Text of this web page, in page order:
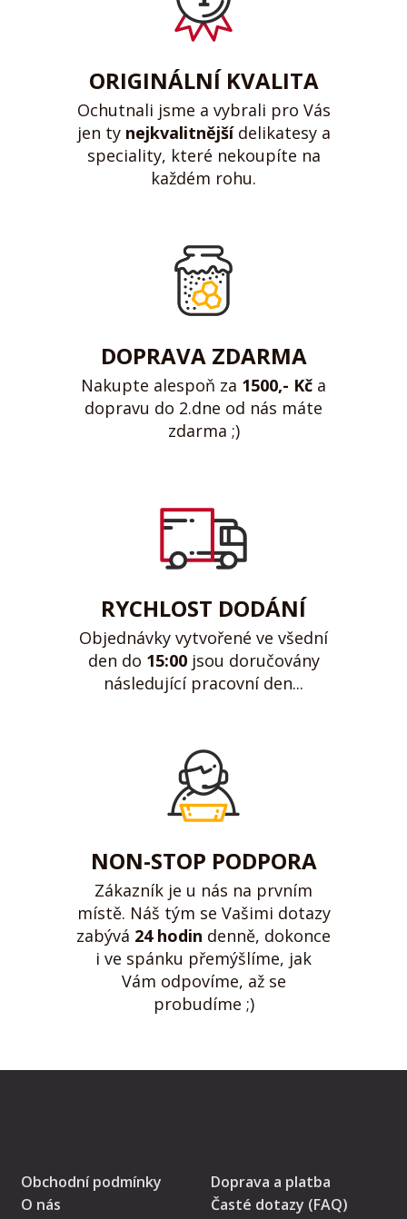
ORIGINÁLNÍ KVALITA
Ochutnali jsme a vybrali pro Vás
jen ty nejkvalitnějšídelikatesy a
speciality, které nekoupíte na
každém rohu.
DOPRAVA ZDARMA
Nakupte alespoň za 1500,- Kč a
dopravu do 2.dne od nás máte
zdarma ;)
RYCHLOST DODÁNÍ
Objednávky vytvořené ve všední
den do 15:00jsou doručovány
následující pracovní den...
NON-STOP PODPORA
Zákazník je u nás na prvním
místě. Náš tým se Vašimi dotazy
zabývá 24 hodin denně, dokonce
i ve spánku přemýšlíme, jak
Vám odpovíme, až se
probudíme ;)
Obchodní podmínky
O nás
Doprava a platba
Časté dotazy (FAQ)